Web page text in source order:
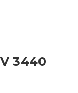
3440